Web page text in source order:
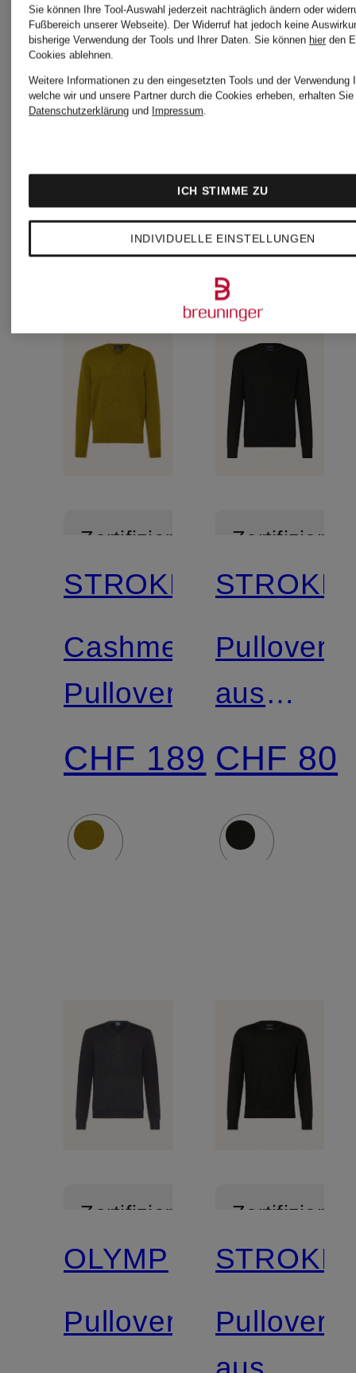
CHF 199
Pullover
CHF
Zertifiziert
STROKESMAN'S
Cashmere-
Pullover
CHF 189
Zertifiziert
Pullover
aus
CHF 80
Zertifiziert
OLYMP
Pullover
Zertifiziert
Pullover
Sie können Ihre Tool-Auswahl jederzeit nachträglich ändern oder
Fußbereich unserer Webseite). Der Widerruf hat jedoch keine
bisherige Verwendung der Tools und Ihrer Daten. Sie können hier den
Cookies ablehnen.
Weitere Informationen zu den eingesetzten Tools und der Verwendung
welche wir und unsere Partner durch die Cookies erheben, erhalten
Datenschutzerklärung und Impressum.
INDIVIDUELLE EINSTELLUNGEN
ICH STIMME ZU